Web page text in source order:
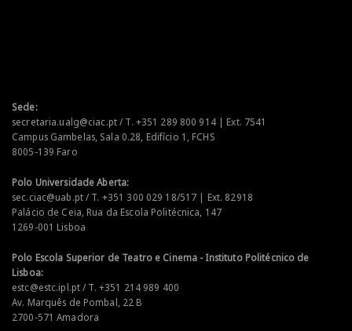
Sede:
secretaria.ualg@ciac.pt / T. +351 289 800 914 | Ext. 7541
Campus Gambelas, Sala 0.28, Edifício 1, FCHS
8005-139 Faro
Polo Universidade Aberta:
sec.ciac@uab.pt / T. +351 300 029 18/517 | Ext. 82918
Palácio de Ceia, Rua da Escola Politécnica, 147
1269-001 Lisboa
Polo Escola Superior de Teatro e Cinema - Instituto Politécnico de
Lisboa:
estc@estc.ipl.pt / T. +351 214 989 400
Av. Marquês de Pombal, 22 B
2700-571 Amadora